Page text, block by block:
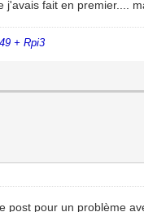
j'avais fait en premier....
+ Rpi3
post pour un problème